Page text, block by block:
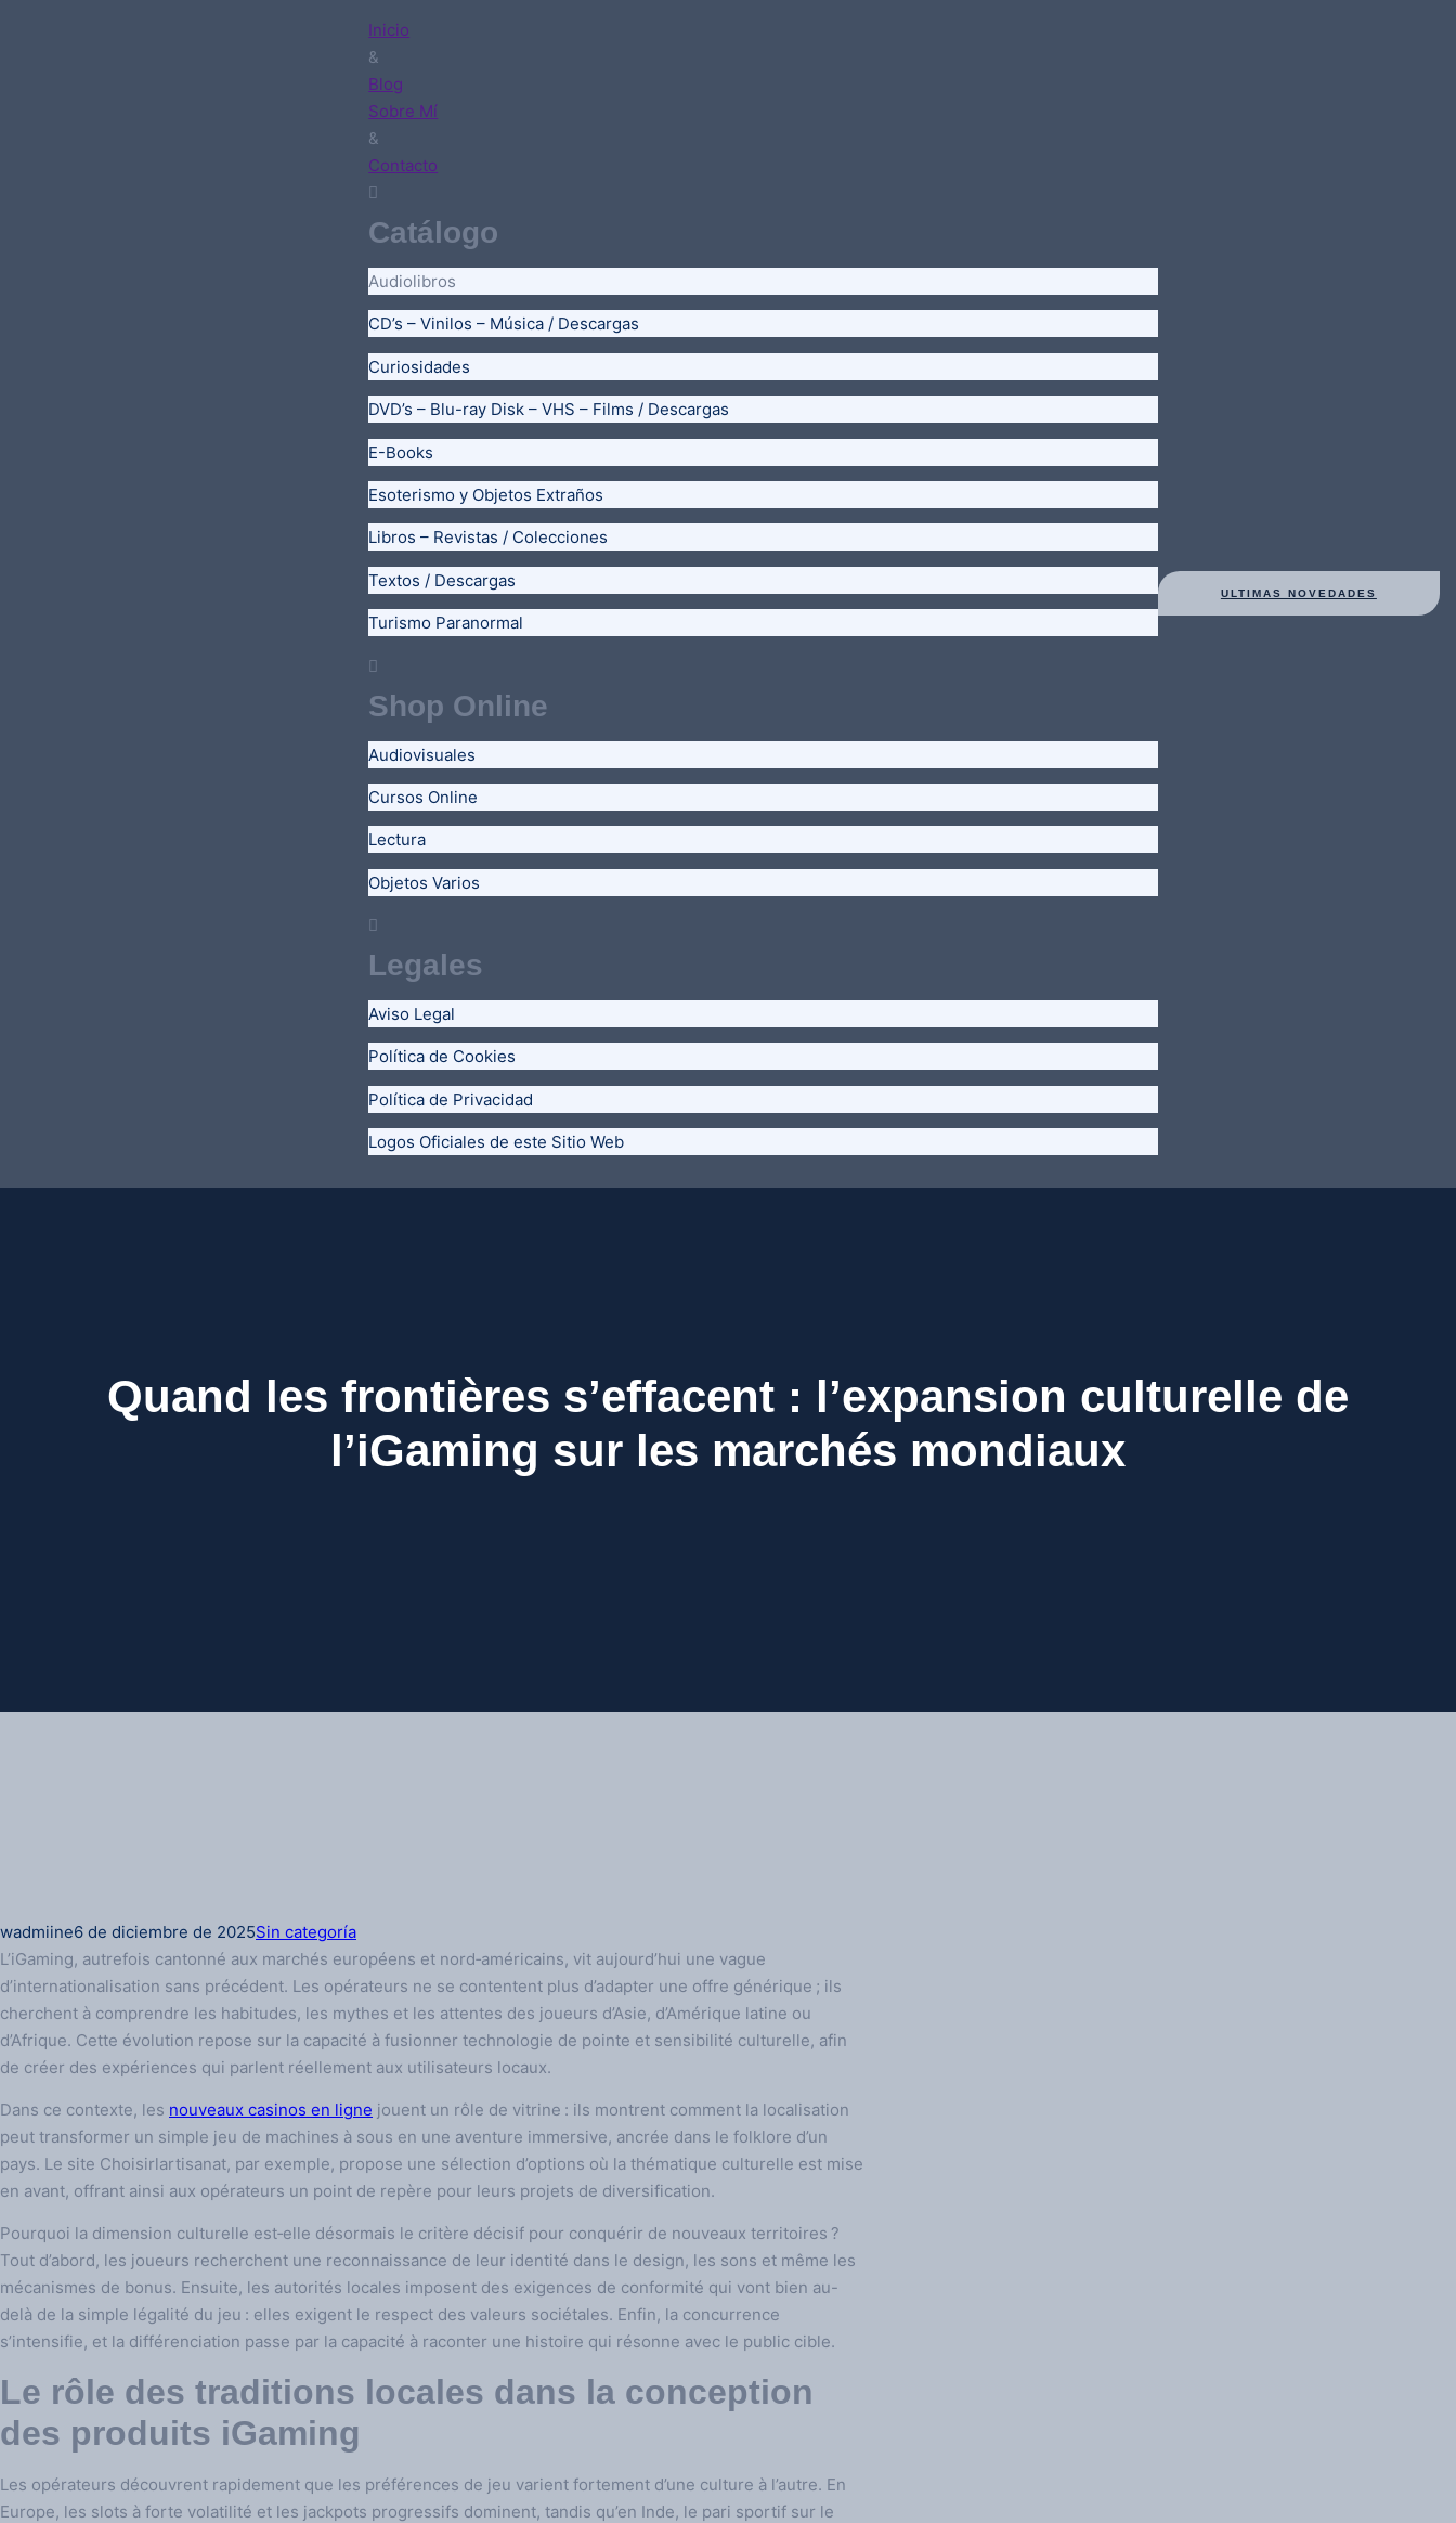
Inicio
&
Blog
Sobre Mí
&
Contacto
Catálogo
Audiolibros
CD’s – Vinilos – Música / Descargas
Curiosidades
DVD’s – Blu-ray Disk – VHS – Films / Descargas
E-Books
Esoterismo y Objetos Extraños
Libros – Revistas / Colecciones
Textos / Descargas
Turismo Paranormal
Shop Online
Audiovisuales
Cursos Online
Lectura
Objetos Varios
Legales
Aviso Legal
Política de Cookies
Política de Privacidad
Logos Oficiales de este Sitio Web
ULTIMAS NOVEDADES
Quand les frontières s’effacent : l’expansion culturelle de
l’iGaming sur les marchés mondiaux
wadmiine6 de diciembre de 2025Sin categoría
L’iGaming, autrefois cantonné aux marchés européens et nord‑américains, vit aujourd’hui une vague
d’internationalisation sans précédent. Les opérateurs ne se contentent plus d’adapter une offre générique ; ils
cherchent à comprendre les habitudes, les mythes et les attentes des joueurs d’Asie, d’Amérique latine ou
d’Afrique. Cette évolution repose sur la capacité à fusionner technologie de pointe et sensibilité culturelle, afin
de créer des expériences qui parlent réellement aux utilisateurs locaux.
Dans ce contexte, les nouveaux casinos en ligne jouent un rôle de vitrine : ils montrent comment la localisation
peut transformer un simple jeu de machines à sous en une aventure immersive, ancrée dans le folklore d’un
pays. Le site Choisirlartisanat, par exemple, propose une sélection d’options où la thématique culturelle est mise
en avant, offrant ainsi aux opérateurs un point de repère pour leurs projets de diversification.
Pourquoi la dimension culturelle est‑elle désormais le critère décisif pour conquérir de nouveaux territoires ?
Tout d’abord, les joueurs recherchent une reconnaissance de leur identité dans le design, les sons et même les
mécanismes de bonus. Ensuite, les autorités locales imposent des exigences de conformité qui vont bien au-
delà de la simple légalité du jeu : elles exigent le respect des valeurs sociétales. Enfin, la concurrence
s’intensifie, et la différenciation passe par la capacité à raconter une histoire qui résonne avec le public cible.
Le rôle des traditions locales dans la conception
des produits iGaming
Les opérateurs découvrent rapidement que les préférences de jeu varient fortement d’une culture à l’autre. En
Europe, les slots à forte volatilité et les jackpots progressifs dominent, tandis qu’en Inde, le pari sportif sur le